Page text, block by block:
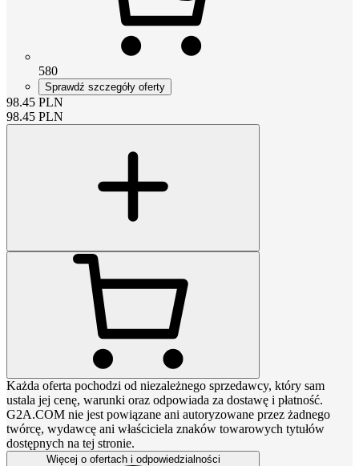
580
Sprawdź szczegóły oferty
98.45 PLN
98.45 PLN
Każda oferta pochodzi od niezależnego sprzedawcy, który sam
ustala jej cenę, warunki oraz odpowiada za dostawę i płatność.
G2A.COM nie jest powiązane ani autoryzowane przez żadnego
twórcę, wydawcę ani właściciela znaków towarowych tytułów
dostępnych na tej stronie.
Więcej o ofertach i odpowiedzialności